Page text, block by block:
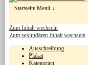
Startseite Menü ↓
Zum Inhalt wechseln
Zum sekundären Inhalt wechseln
Ausschreibung
Plakat
Kategorien